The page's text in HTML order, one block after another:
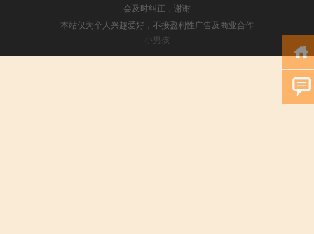
会及时纠正，谢谢
本站仅为个人兴趣爱好，不接盈利性广告及商业合作
小男孩